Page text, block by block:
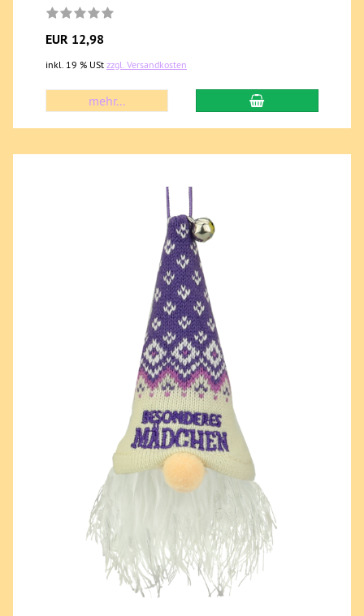
EUR 12,98
inkl. 19 % USt zzgl. Versandkosten
mehr...